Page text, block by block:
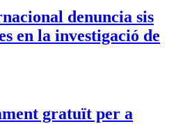
denuncia sis
en la investigació de
gratuït per a